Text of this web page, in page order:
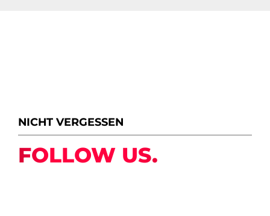
NICHT VERGESSEN
FOLLOW US.